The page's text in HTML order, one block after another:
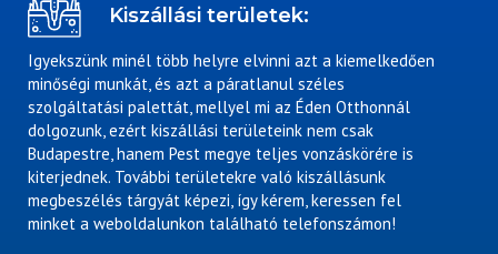
Kiszállási területek:
Igyekszünk minél több helyre elvinni azt a kiemelkedően
minőségi munkát, és azt a páratlanul széles
szolgáltatási palettát, mellyel mi az Éden Otthonnál
dolgozunk, ezért kiszállási területeink nem csak
Budapestre, hanem Pest megye teljes vonzáskörére is
kiterjednek. További területekre való kiszállásunk
megbeszélés tárgyát képezi, így kérem, keressen fel
minket a weboldalunkon található telefonszámon!